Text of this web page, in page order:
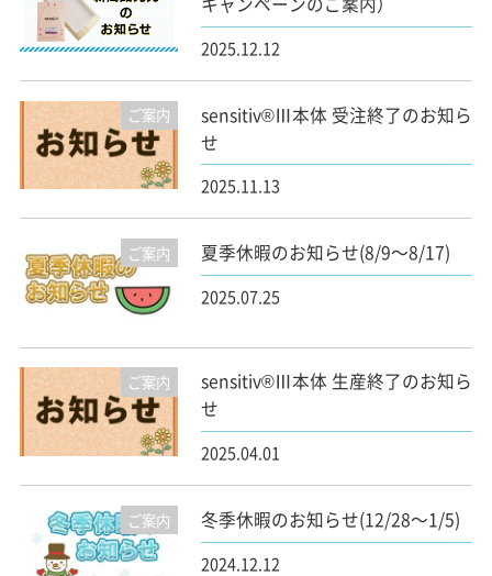
2025.12.12
ご案内
sensitiv®Ⅲ本体 受注終了のお知ら
せ
2025.11.13
ご案内 夏季休暇のお知らせ(8/9～8/17)
2025.07.25
ご案内
sensitiv®Ⅲ本体 生産終了のお知ら
せ
2025.04.01
ご案内 冬季休暇のお知らせ(12/28～1/5)
2024.12.12